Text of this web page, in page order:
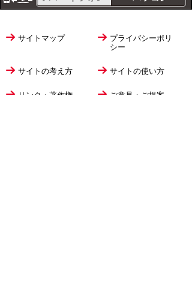
サイトマップ
プライバシーポリ
シー
サイトの考え方 サイトの使い方
リンク・著作権 ご意見・ご提案